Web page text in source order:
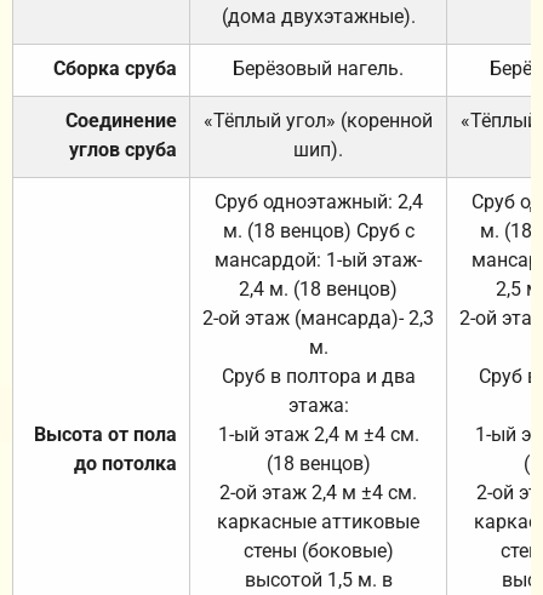
(дома двухэтажные).
Сборка сруба Берёзовый нагель.
Соединение
углов сруба
«Тёплый угол» (коренной
шип).
«Тёплый
Высота от пола
до потолка
Сруб одноэтажный: 2,4
м. (18 венцов) Сруб с
мансардой: 1-ый этаж-
2,4 м. (18 венцов)
2-ой этаж (мансарда)- 2,3
м.
Сруб в полтора и два
этажа:
1-ый этаж 2,4 м ±4 см.
(18 венцов)
2-ой этаж 2,4 м ±4 см.
каркасные аттиковые
стены (боковые)
высотой 1,5 м. в
Сруб
м. (18
2,5
2-ой
Сруб
1-ый
2-ой